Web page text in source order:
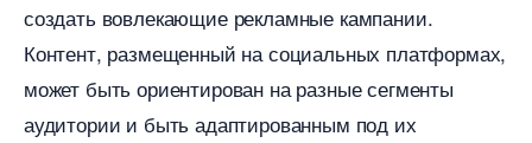
создать вовлекающие рекламные кампании.
Контент, размещенный на социальных платформах,
может быть ориентирован на разные сегменты
аудитории и быть адаптированным под их